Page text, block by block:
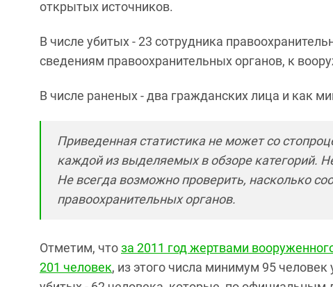
открытых источников.
В числе убитых - 23 сотрудника
сведениям правоохранительных органов, к
В числе раненых - два гражданских лица и как
Приведенная статистика не может со
каждой из выделяемых в обзоре категорий.
Не всегда возможно проверить, насколько
правоохранительных органов.
Отметим, чтоза 2011 год жертвами
201 человек, из этого числа минимум 95